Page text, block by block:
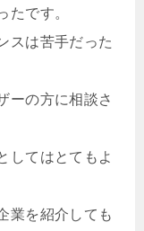
たです。
スは苦手だった
ーの方に相談さ
してはとてもよ
業を紹介しても